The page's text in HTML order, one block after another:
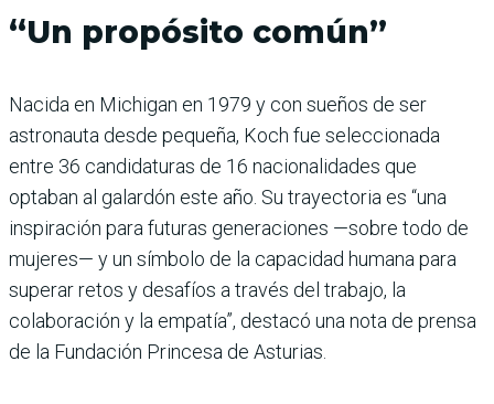
“Un propósito común”
Nacida en Michigan en 1979 y con sueños de ser
astronauta desde pequeña, Koch fue seleccionada
entre 36 candidaturas de 16 nacionalidades que
optaban al galardón este año. Su trayectoria es “una
inspiración para futuras generaciones —sobre todo de
mujeres— y un símbolo de la capacidad humana para
superar retos y desafíos a través del trabajo, la
colaboración y la empatía”, destacó una nota de prensa
de la Fundación Princesa de Asturias.